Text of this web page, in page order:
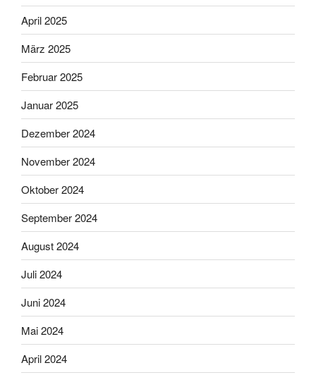
April 2025
März 2025
Februar 2025
Januar 2025
Dezember 2024
November 2024
Oktober 2024
September 2024
August 2024
Juli 2024
Juni 2024
Mai 2024
April 2024